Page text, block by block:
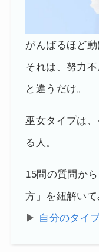
がんばるほど動
それは、努力
と違うだけ。
巫女タイプは、
る人。
15問の質問か
方」を紐解いて
▶ 自分のタイ